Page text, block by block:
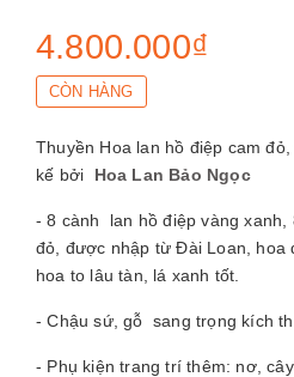
4.800.000₫
CÒN HÀNG
Thuyền Hoa lan hồ điệp cam
kế bởi
Hoa Lan Bảo Ngọc
- 8 cành lan hồ điệp vàng xanh,
đỏ, được nhập từ Đài Loan, hoa
hoa to lâu tàn, lá xanh tốt.
- Chậu sứ, gỗ sang trọng kích
- Phụ kiện trang trí thêm: nơ,